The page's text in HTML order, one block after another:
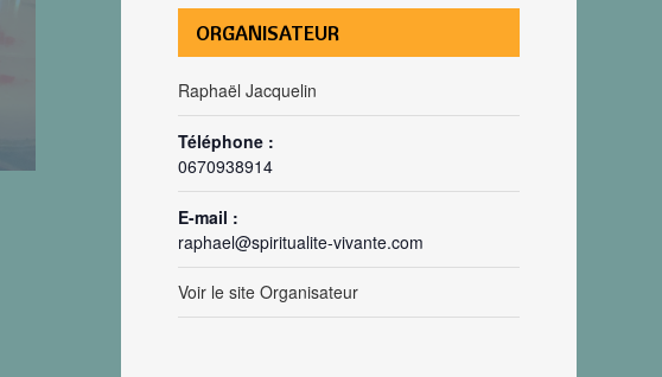
ORGANISATEUR
Raphaël Jacquelin
Téléphone :
0670938914
E-mail :
raphael@spiritualite-vivante.com
Voir le site Organisateur